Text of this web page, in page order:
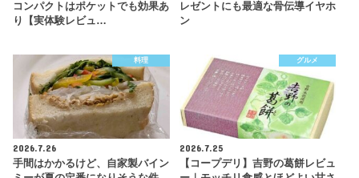
コンパクトはポケットでも効果あ
り【実体験レビュ…
レゼントにも最適な骨伝導イヤホ
ン
料理
2026.7.26
手間はかかるけど、自家製バイン
グルメ
2026.7.25
【コープデリ】吉野の葛餅レビュ